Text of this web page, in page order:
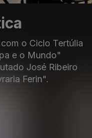
o Ciclo Tertúlia
e o Mundo"
José Ribeiro
Ferin".